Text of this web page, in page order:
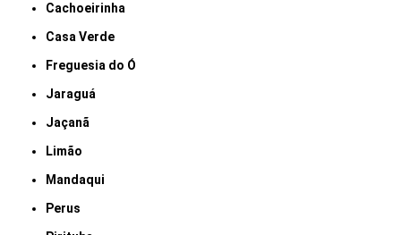
Cachoeirinha
Casa Verde
Freguesia do Ó
Jaraguá
Jaçanã
Limão
Mandaqui
Perus